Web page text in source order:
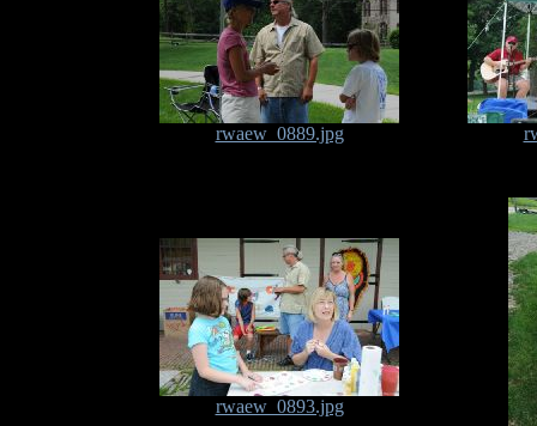
rwaew_0889.jpg
rwaew_0893.jpg